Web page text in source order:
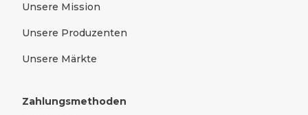
Unsere Mission
Unsere Produzenten
Unsere Märkte
Zahlungsmethoden